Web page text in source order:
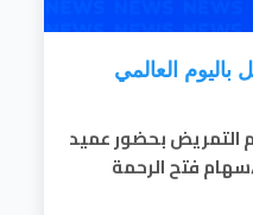
باليوم العالمي
التنمية البشريه تحتفل بيوم التمريض بحضور عميد
فتح الرحمة